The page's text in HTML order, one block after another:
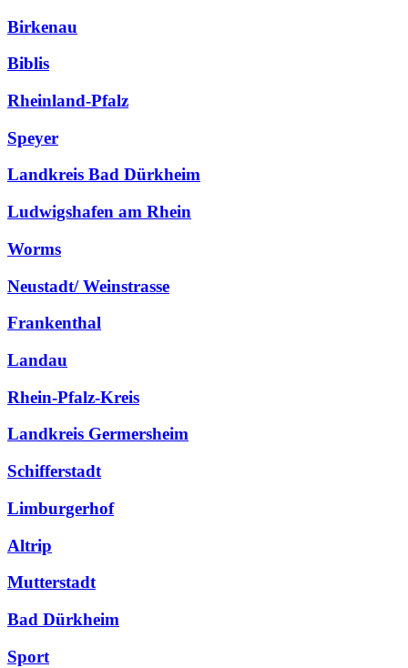
Birkenau
Biblis
Rheinland-Pfalz
Speyer
Landkreis Bad Dürkheim
Ludwigshafen am Rhein
Worms
Neustadt/ Weinstrasse
Frankenthal
Landau
Rhein-Pfalz-Kreis
Landkreis Germersheim
Schifferstadt
Limburgerhof
Altrip
Mutterstadt
Bad Dürkheim
Sport